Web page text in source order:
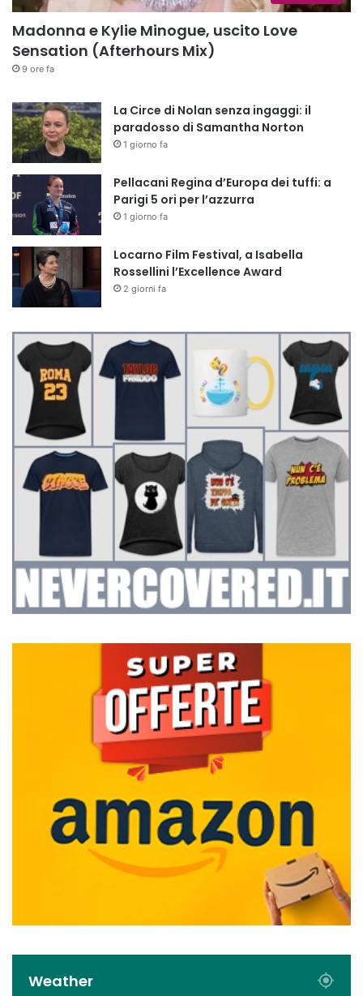
Madonna e Kylie Minogue, uscito Love
Sensation (Afterhours Mix)
9 ore fa
La Circe di Nolan senza ingaggi: il
paradosso di Samantha Norton
1 giorno fa
Pellacani Regina d’Europa dei tuffi: a
Parigi 5 ori per l’azzurra
1 giorno fa
Locarno Film Festival, a Isabella
Rossellini l’Excellence Award
2 giorni fa
Weather